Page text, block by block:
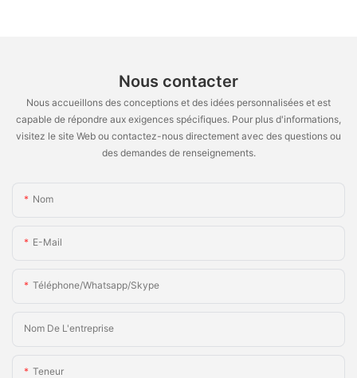
Nous contacter
Nous accueillons des conceptions et des idées personnalisées et est
capable de répondre aux exigences spécifiques. Pour plus d'informations,
visitez le site Web ou contactez-nous directement avec des questions ou
des demandes de renseignements.
Nom
E-Mail
Téléphone/Whatsapp/Skype
Nom De L'entreprise
Teneur